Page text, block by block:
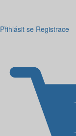
Přihlásit se Registrace